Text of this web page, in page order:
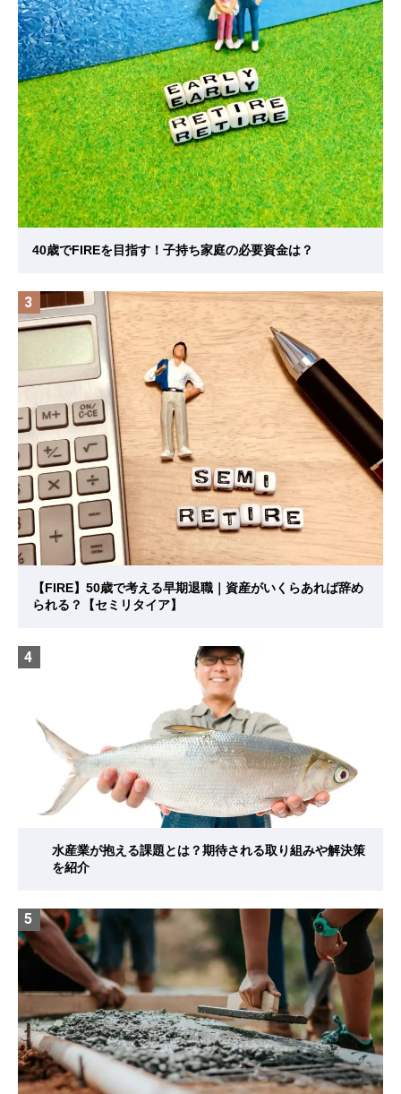
40歳でFIREを目指す！子持ち家庭の必要資金は？
3
【FIRE】50歳で考える早期退職｜資産がいくらあれば辞め
られる？【セミリタイア】
4
水産業が抱える課題とは？期待される取り組みや解決策
を紹介
5